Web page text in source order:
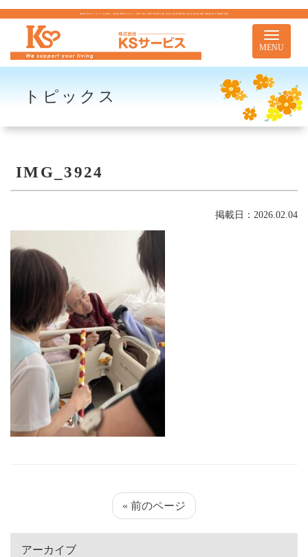
株式会社KSサービス｜札幌市｜住宅型有料老人ホーム 訪問介護 介護予防訪問介護 居宅介護 重度訪問介護 居宅介護支援 移動支援 児童通所事業
Toggle
MENU
トピックス
IMG_3924
掲載日：2026.02.04
« 前のページ
アーカイブ